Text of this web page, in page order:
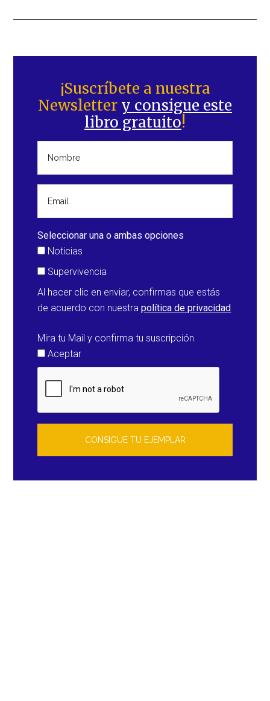
lateral
principal
¡Suscríbete a nuestra
Newsletter y consigue este
libro gratuito!
Seleccionar una o ambas opciones
Noticias
Supervivencia
Al hacer clic en enviar, confirmas que estás
de acuerdo con nuestrapolítica de privacidad
Mira tu Mail y confirma tu suscripción
Aceptar